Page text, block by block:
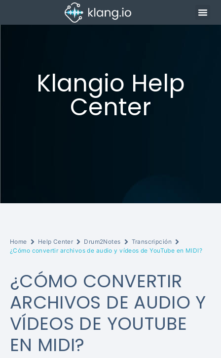
Klangio Help
Center
Home Help Center Drum2Notes
Transcripción
¿Cómo convertir archivos de audio y vídeos de YouTube en MIDI?
¿CÓMO CONVERTIR
ARCHIVOS DE AUDIO Y
VÍDEOS DE YOUTUBE
EN MIDI?